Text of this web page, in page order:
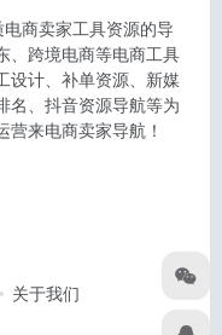
商卖家工具资源的导
、跨境电商等电商工具
设计、补单资源、新媒
名、抖音资源导航等为
来电商卖家导航！
关于我们